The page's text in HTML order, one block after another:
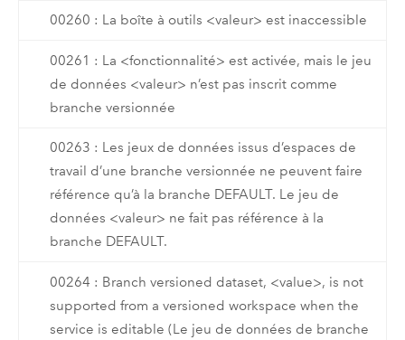
00260 : La boîte à outils <valeur> est inaccessible
00261 : La <fonctionnalité> est activée, mais le jeu
de données <valeur> n’est pas inscrit comme
branche versionnée
00263 : Les jeux de données issus d’espaces de
travail d’une branche versionnée ne peuvent faire
référence qu’à la branche DEFAULT. Le jeu de
données <valeur> ne fait pas référence à la
branche DEFAULT.
00264 : Branch versioned dataset, <value>, is not
supported from a versioned workspace when the
service is editable (Le jeu de données de branche